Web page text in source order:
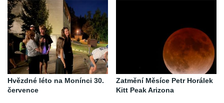
Hvězdné léto na Monínci 30.
července
Zatmění Měsíce Petr Horálek
Kitt Peak Arizona